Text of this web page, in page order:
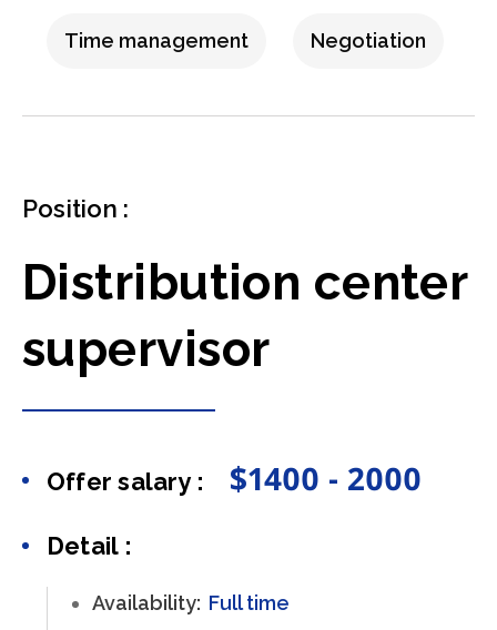
Time management Negotiation
Position :
Distribution center
supervisor
Offer salary : $1400 - 2000
Detail :
Availability: Full time